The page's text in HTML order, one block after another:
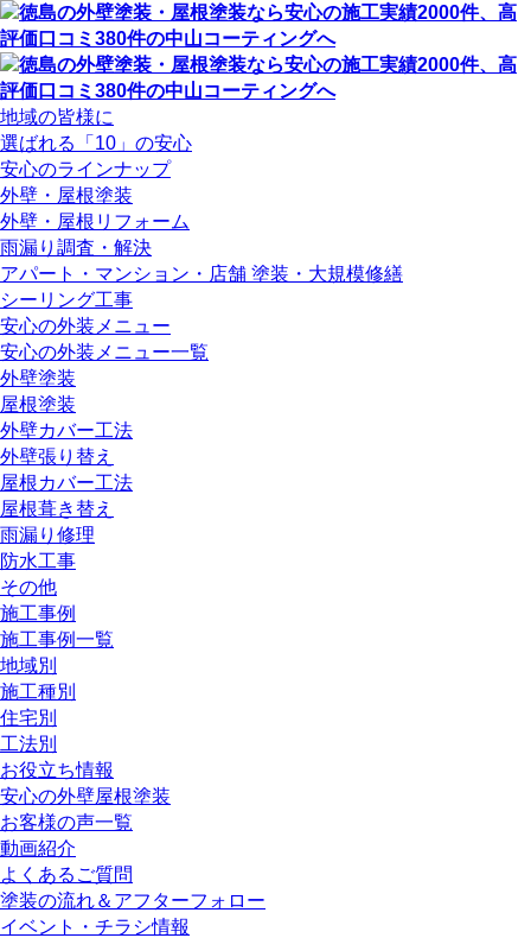
地域の皆様に
選ばれる「10」の安心
安心のラインナップ
外壁・屋根塗装
外壁・屋根リフォーム
雨漏り調査・解決
アパート・マンション・店舗 塗装・大規模修繕
シーリング工事
安心の外装メニュー
安心の外装メニュー一覧
外壁塗装
屋根塗装
外壁カバー工法
外壁張り替え
屋根カバー工法
屋根葺き替え
雨漏り修理
防水工事
その他
施工事例
施工事例一覧
地域別
施工種別
住宅別
工法別
お役立ち情報
安心の外壁屋根塗装
お客様の声一覧
動画紹介
よくあるご質問
塗装の流れ＆アフターフォロー
イベント・チラシ情報